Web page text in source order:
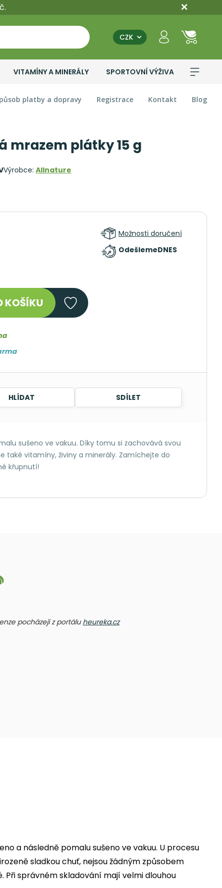
CZK
VITAMÍNY A MINERÁLY SPORTOVNÍ VÝŽIVA
platby a dopravy Registrace Kontakt Blog
mrazem plátky 15 g
Výrobce: Allnature
Možnosti doručení
OdešlemeDNES
KOŠÍKU
HLÍDAT SDÍLET
sušeno ve vakuu. Díky tomu si zachovává svou
také vitamíny, živiny a minerály. Zamíchejte do
křupnutí!
pocházejí z portálu heureka.cz
a následně pomalu sušeno ve vakuu. U procesu
sladkou chuť, nejsou žádným způsobem
Při správném skladování mají velmi dlouhou